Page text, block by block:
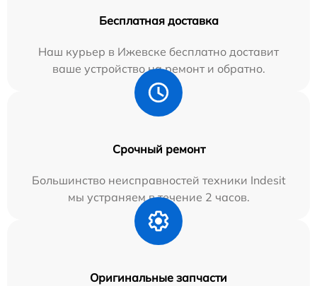
Бесплатная доставка
Наш курьер в Ижевске бесплатно доставит
ваше устройство на ремонт и обратно.
Срочный ремонт
Большинство неисправностей техники Indesit
мы устраняем в течение 2 часов.
Оригинальные запчасти